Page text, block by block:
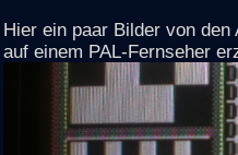
Hier ein paar Bilder von
auf einem PAL-Fernseher